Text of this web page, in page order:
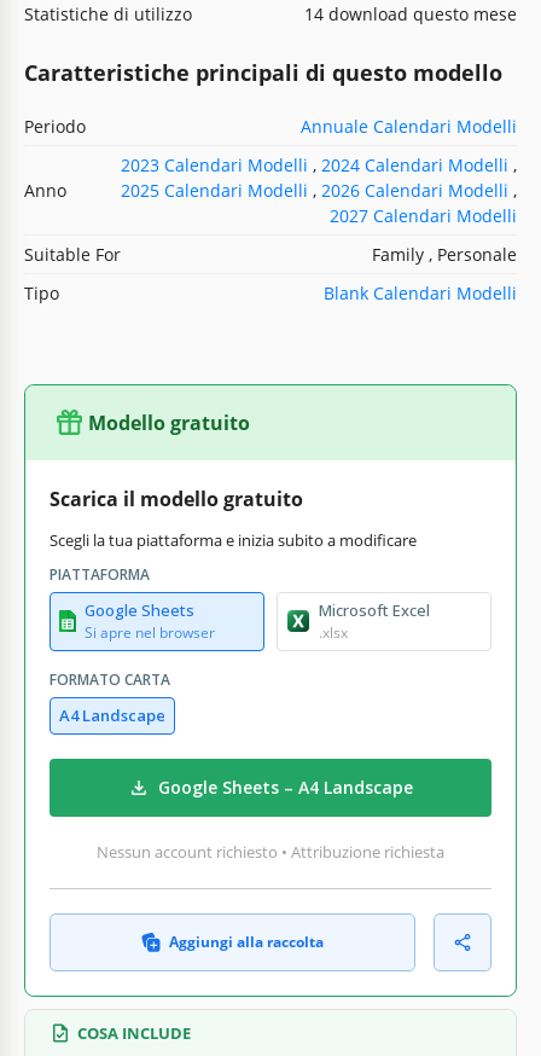
Statistiche di utilizzo
14 download questo mese
Caratteristiche principali di questo modello
Periodo Annuale Calendari Modelli
Anno
2023 Calendari Modelli , 2024 Calendari Modelli ,
2025 Calendari Modelli , 2026 Calendari Modelli ,
2027 Calendari Modelli
Suitable For
Family , Personale
Tipo
Blank Calendari Modelli
Modello gratuito
Scarica il modello gratuito
Scegli la tua piattaforma e inizia subito a modificare
PIATTAFORMA
Google Sheets
Si apre nel browser
Microsoft Excel
.xlsx
FORMATO CARTA
A4 Landscape
Google Sheets – A4 Landscape
Nessun account richiesto • Attribuzione richiesta
Aggiungi alla raccolta
COSA INCLUDE